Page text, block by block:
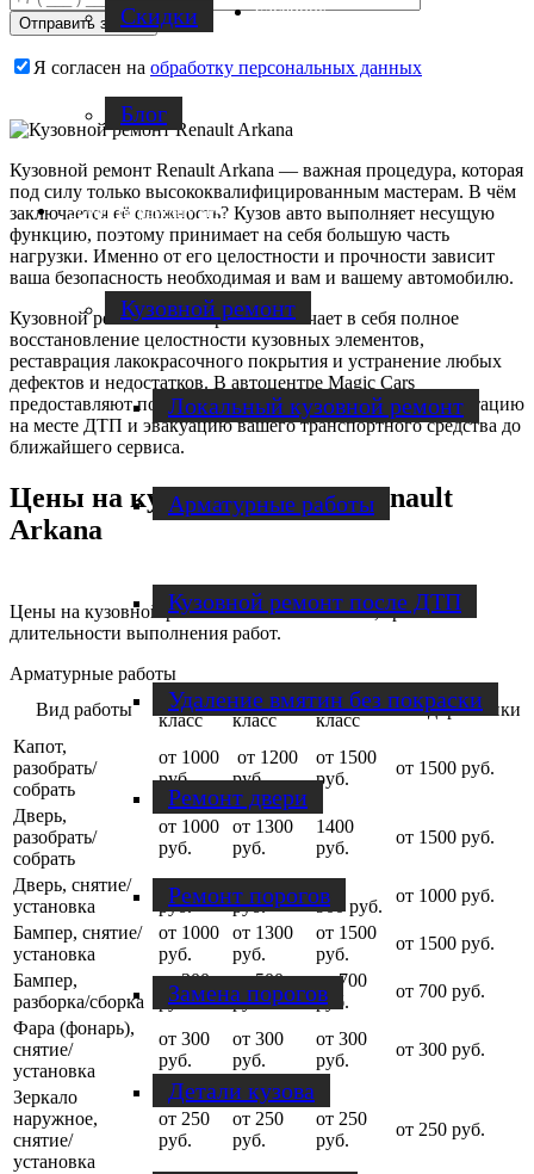
Скидки
Блог
Услуги по ремонту авто
Кузовной ремонт
Локальный кузовной ремонт
Арматурные работы
Кузовной ремонт после ДТП
Удаление вмятин без покраски
Ремонт двери
Ремонт порогов
Замена порогов
Детали кузова
Facebook
Я согласен на обработку персональных данных
Кузовной ремонт Renault Arkana — важная процедура, которая
под силу только высококвалифицированным мастерам. В чём
заключается её сложность? Кузов авто выполняет несущую
функцию, поэтому принимает на себя большую часть
нагрузки. Именно от его целостности и прочности зависит
ваша безопасность необходимая и вам и вашему автомобилю.
Кузовной ремонт Рено Арканавключает в себя полное
восстановление целостности кузовных элементов,
реставрация лакокрасочного покрытия и устранение любых
дефектов и недостатков. В автоцентре Magic Cars
предоставляют полный перечень услуг, включая консультацию
на месте ДТП и эвакуацию вашего транспортного средства до
ближайшего сервиса.
Цены на кузовной ремонт Renault
Arkana
Цены на кузовной ремонт зависят от объёма, сроков и
длительности выполнения работ.
Арматурные работы
Вид работы
Малый
класс
Средний
класс
Бизнес-
класс
Внедорожники
Капот,
разобрать/
собрать
от 1000
руб.
от 1200
руб.
от 1500
руб.
от 1500 руб.
Дверь,
разобрать/
собрать
от 1000
руб.
от 1300
руб.
1400
руб.
от 1500 руб.
Дверь, снятие/
установка
от 500
руб.
от 1000
руб.
от
900 руб.
от 1000 руб.
Бампер, снятие/
установка
от 1000
руб.
от 1300
руб.
от 1500
руб.
от 1500 руб.
Бампер,
разборка/сборка
от 300
руб.
от 500
руб.
от 700
руб.
от 700 руб.
Фара (фонарь),
снятие/
установка
от 300
руб.
от 300
руб.
от 300
руб.
от 300 руб.
Зеркало
наружное,
снятие/
установка
от 250
руб.
от 250
руб.
от 250
руб.
от 250 руб.